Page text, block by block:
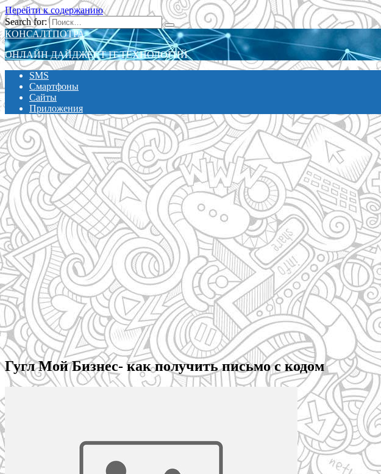
Перейти к содержанию
Search for:
КОНСАЛТПОТРА
ОНЛАЙН ДАЙДЖЕСТ IT-ТЕХНОЛОГИЙ
SMS
Смартфоны
Сайты
Приложения
Гугл Мой Бизнес- как получить письмо с кодом